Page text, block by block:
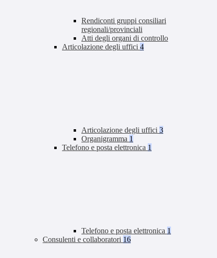
Rendiconti gruppi consiliari
regionali/provinciali
Atti degli organi di controllo
Articolazione degli uffici 4
Articolazione degli uffici 3
Organigramma 1
Telefono e posta elettronica 1
Telefono e posta elettronica 1
Consulenti e collaboratori 16